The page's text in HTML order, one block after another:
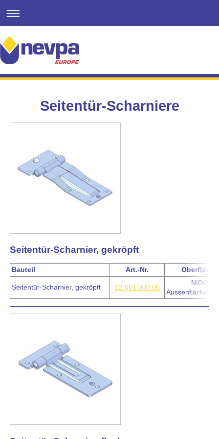
Seitentür-Scharniere
Seitentür-Scharnier, gekröpft
Bauteil Art.-Nr. Oberfläche
Seitentür-Scharnier, gekröpft 12.001.000.00
NIRO
Aussenflächen